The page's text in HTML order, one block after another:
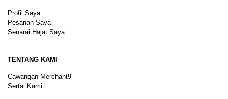
Profil Saya
Pesanan Saya
Senarai Hajat Saya
TENTANG KAMI
Cawangan Merchant9
Sertai Kami